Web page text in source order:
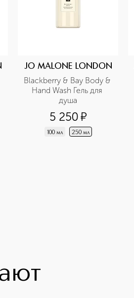
JO MALONE LONDON
Blackberry & Bay Body &
Hand Wash Гель для
душа
5 250¤
100 мл 250 мл